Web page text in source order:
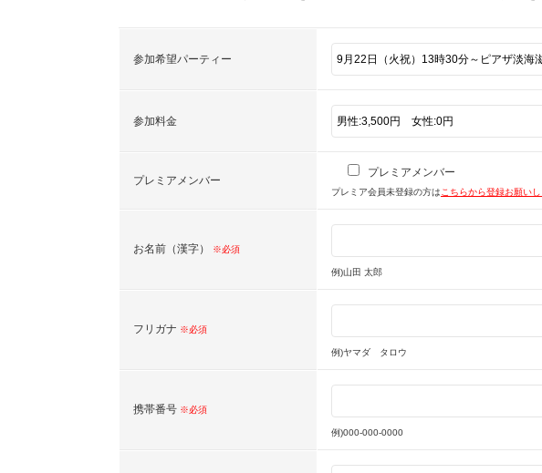
参加希望パーティー
参加料金
プレミアメンバー
プレミアメンバー
プレミア会員未登録の方はこちらから登録お願い
お名前（漢字） ※必須
例)山田 太郎
フリガナ ※必須
例)ヤマダ タロウ
携帯番号 ※必須
例)000-000-0000